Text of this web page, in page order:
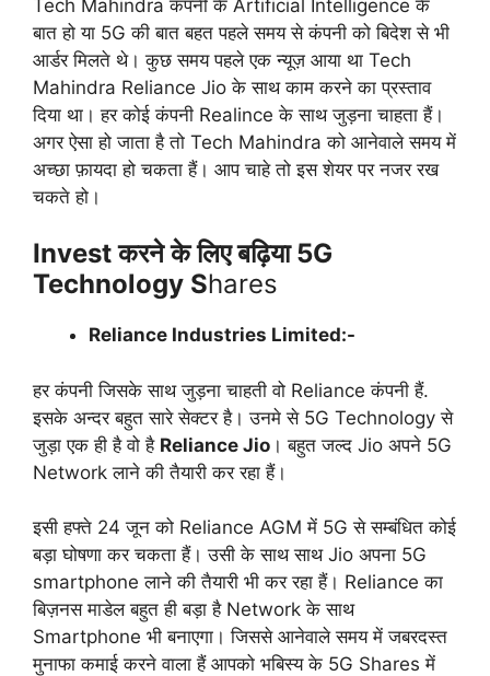
Tech Mahindra कंपनी के Artificial Intelligence के
बात हो या 5G की बात बहत पहले समय से कंपनी को बिदेश से भी
आर्डर मिलते थे। कुछ समय पहले एक न्यूज़ आया था Tech
Mahindra Reliance Jio के साथ काम करने का प्रस्ताव
दिया था। हर कोई कंपनी Realince के साथ जुड़ना चाहता हैं।
अगर ऐसा हो जाता है तो Tech Mahindra को आनेवाले समय में
अच्छा फ़ायदा हो चकता हैं। आप चाहे तो इस शेयर पर नजर रख
चकते हो।
Invest करने के लिए बढ़िया 5G
Technology Shares
Reliance Industries Limited:-
हर कंपनी जिसके साथ जुड़ना चाहती वो Reliance कंपनी हैं.
इसके अन्दर बहुत सारे सेक्टर है। उनमे से 5G Technology से
जुड़ा एक ही है वो है Reliance Jio । बहुत जल्द Jio अपने 5G
Network लाने की तैयारी कर रहा हैं।
इसी हफ्ते 24 जून को Reliance AGM में 5G से सम्बंधित कोई
बड़ा घोषणा कर चकता हैं। उसी के साथ साथ Jio अपना 5G
smartphone लाने की तैयारी भी कर रहा हैं। Reliance का
बिज़नस माडेल बहुत ही बड़ा है Network के साथ
Smartphone भी बनाएगा। जिससे आनेवाले समय में जबरदस्त
मुनाफा कमाई करने वाला हैं आपको भबिस्य के 5G Shares में